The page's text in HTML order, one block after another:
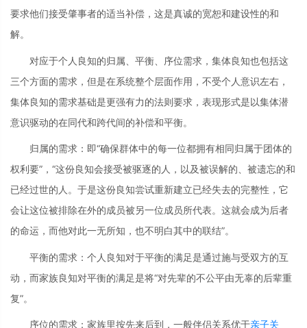
要求他们接受肇事者的适当补偿，这是真诚的宽恕和建设性的和
解。
对应于个人良知的归属、平衡、序位需求，集体良知也包括这
三个方面的需求，但是在系统整个层面作用，不受个人意识左右，
集体良知的需求基础是更强有力的法则要求，表现形式是以集体潜
意识驱动的在同代和跨代间的补偿和平衡。
归属的需求：即“确保群体中的每一位都拥有相同归属于团体的
权利要”，“这份良知会接受被驱逐的人，以及被误解的、被遗忘的和
已经过世的人。于是这份良知尝试重新建立已经失去的完整性，它
会让这位被排除在外的成员被另一位成员所代表。这就会成为后者
的命运，而他对此一无所知，也不明白其中的联结”。
平衡的需求：个人良知对于平衡的满足是通过施与受双方的互
动，而家族良知对平衡的满足是将“对先辈的不公平由无辜的后辈重
复”。
序位的需求：家族里按先来后到，一般伴侣关系优于亲子关